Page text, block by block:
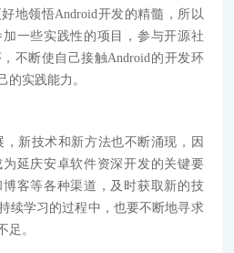
地领悟Android开发的精髓，所以
一些实践性的项目，参与开源社
不断使自己接触Android的开发环
的实践能力。
新技术和新方法也不断涌现，因
延庆安卓软件资深开发的关键要
客等各种渠道，及时获取新的技
续学习的过程中，也要不断地寻求
足。